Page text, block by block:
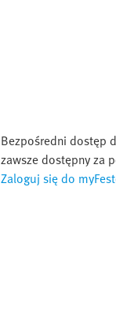
Bezpośredni dostęp
zawsze dostępny za
Zaloguj się do